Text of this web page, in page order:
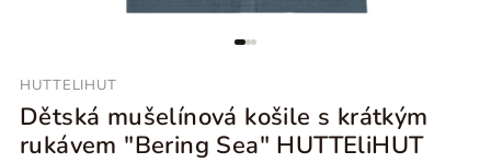
HUTTELIHUT
Dětská mušelínová košile s krátkým
rukávem "Bering Sea" HUTTEliHUT